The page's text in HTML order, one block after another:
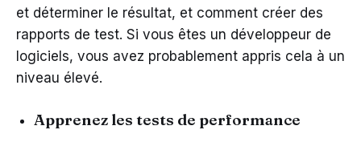
et déterminer le résultat, et comment créer des
rapports de test. Si vous êtes un développeur de
logiciels, vous avez probablement appris cela à un
niveau élevé.
Apprenez les tests de performance